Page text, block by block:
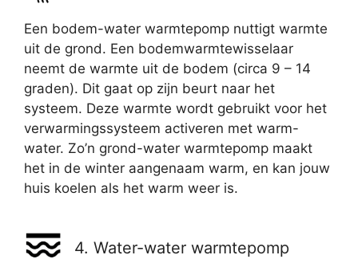
Een bodem-water warmtepomp nuttigt warmte
uit de grond. Een bodemwarmtewisselaar
neemt de warmte uit de bodem (circa 9 – 14
graden). Dit gaat op zijn beurt naar het
systeem. Deze warmte wordt gebruikt voor het
verwarmingssysteem activeren met warm-
water. Zo’n grond-water warmtepomp maakt
het in de winter aangenaam warm, en kan jouw
huis koelen als het warm weer is.
4. Water-water warmtepomp